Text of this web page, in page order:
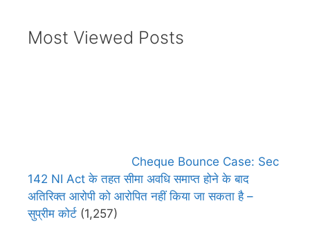
Most Viewed Posts
Cheque Bounce Case: Sec
142 NI Act के तहत सीमा अवधि समाप्त होने के बाद
अतिरिक्त आरोपी को आरोपित नहीं किया जा सकता है –
सुप्रीम कोर्ट (1,257)